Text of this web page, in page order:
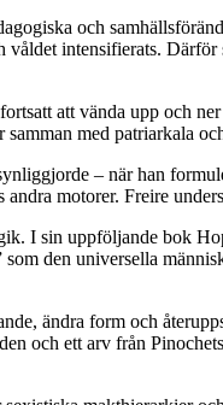
och
intensifierats.
att vända upp och
med patriarkala
– när han
motorer. Freire
I sin uppföljande bok
som den universella
ändra form och
och ett arv från